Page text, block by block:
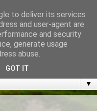
tilaisuuden muuttaa
▼
to deliver its services
and user-agent are
and security
generate usage
abuse.
GOT IT